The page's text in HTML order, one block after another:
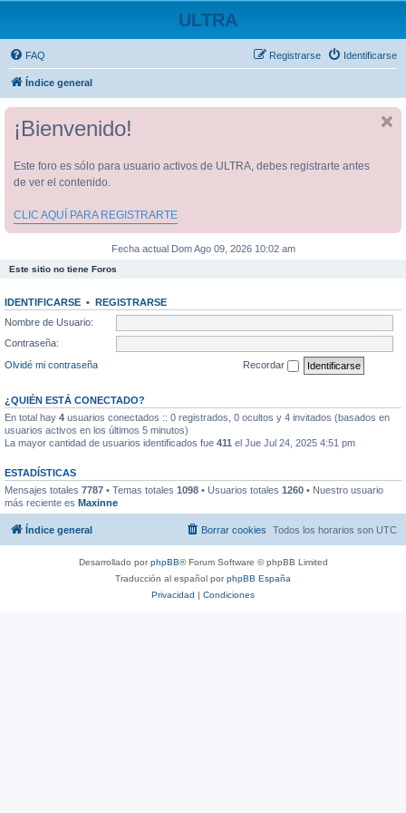
ULTRA
FAQ Identificarse
Registrarse
Índice general
¡Bienvenido!
Este foro es sólo para usuario activos de ULTRA, debes registrarte antes
de ver el contenido.
CLIC AQUÍ PARA REGISTRARTE
Fecha actual Dom Ago 09, 2026 10:02 am
Este sitio no tiene Foros
IDENTIFICARSE • REGISTRARSE
Nombre de Usuario:
Contraseña:
Olvidé mi contraseña
Recordar
¿QUIÉN ESTÁ CONECTADO?
En total hay 4 usuarios conectados :: 0 registrados, 0 ocultos y 4 invitados (basados en
usuarios activos en los últimos 5 minutos)
La mayor cantidad de usuarios identificados fue 411 el Jue Jul 24, 2025 4:51 pm
ESTADÍSTICAS
Mensajes totales 7787 • Temas totales 1098 • Usuarios totales 1260 • Nuestro usuario
más reciente es Maxinne
Índice general Todos los horarios son UTC
Borrar cookies
Desarrollado porphpBB® Forum Software © phpBB Limited
Traducción al español porphpBB España
Privacidad | Condiciones